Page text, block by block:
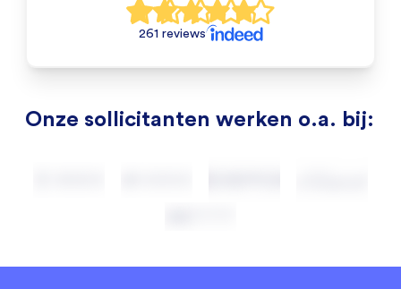
261 reviews
Onze sollicitanten werken o.a. bij: